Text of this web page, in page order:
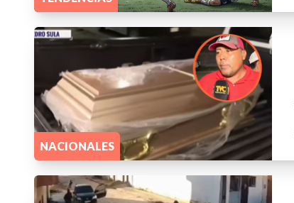
NACIONALES